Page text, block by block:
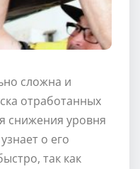
сложна и
отработанных
снижения уровня
о его
так как